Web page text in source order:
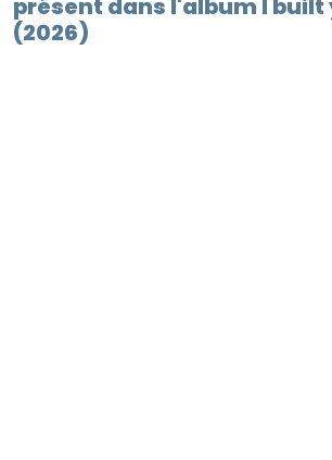
(2026)